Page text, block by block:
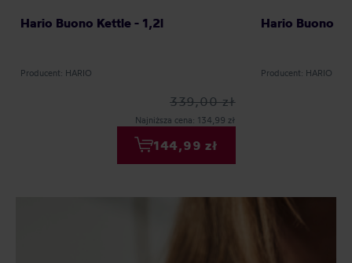
Hario Buono Kettle - 1,2l
Producent: HARIO
339,00 zł
Najniższa cena: 134,99 zł
144,99 zł
Hario Buono
Producent: HARIO